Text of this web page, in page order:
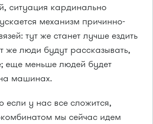
ситуация кардинально
механизм причинно-
тут же станет лучше ездить
же люди будут рассказывать,
еще меньше людей будет
машинах.
если у нас все сложится,
мы сейчас идем